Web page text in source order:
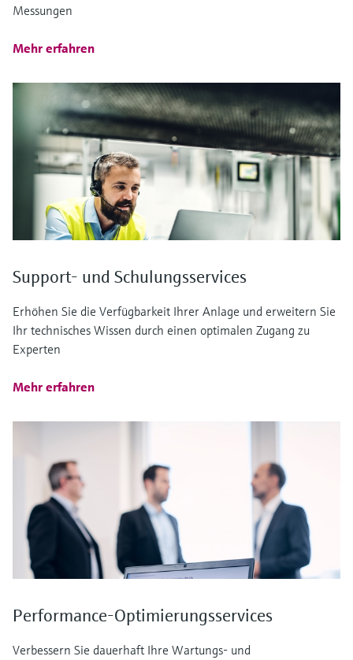
Messungen
Mehr erfahren
Support- und Schulungsservices
Erhöhen Sie die Verfügbarkeit Ihrer Anlage und erweitern Sie
Ihr technisches Wissen durch einen optimalen Zugang zu
Experten
Mehr erfahren
Performance-Optimierungsservices
Verbessern Sie dauerhaft Ihre Wartungs- und